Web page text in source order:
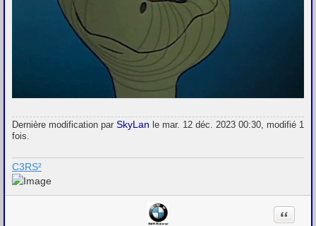
Dernière modification par SkyLan le mar. 12 déc. 2023 00:30, modifié 1
fois.
C3RS²
Citation